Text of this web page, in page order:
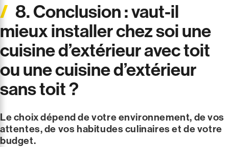
8. Conclusion : vaut-il
mieux installer chez soi une
cuisine d’extérieur avec toit
ou une cuisine d’extérieur
sans toit ?
Le choix dépend de votre environnement, de vos
attentes, de vos habitudes culinaires et de votre
budget.